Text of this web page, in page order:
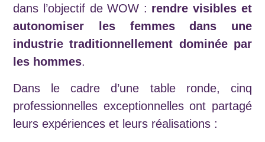
dans l’objectif de WOW : rendre visibles et
autonomiser les femmes dans une
industrie traditionnellement dominée par
les hommes.
Dans le cadre d’une table ronde, cinq
professionnelles exceptionnelles ont partagé
leurs expériences et leurs réalisations :